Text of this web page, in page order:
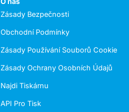
Zásady Bezpečnosti
Obchodní Podmínky
Zásady Používání Souborů Cookie
Zásady Ochrany Osobních Údajů
Najdi Tiskárnu
API Pro Tisk